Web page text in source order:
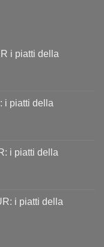
i piatti della
i piatti della
i piatti della
i piatti della